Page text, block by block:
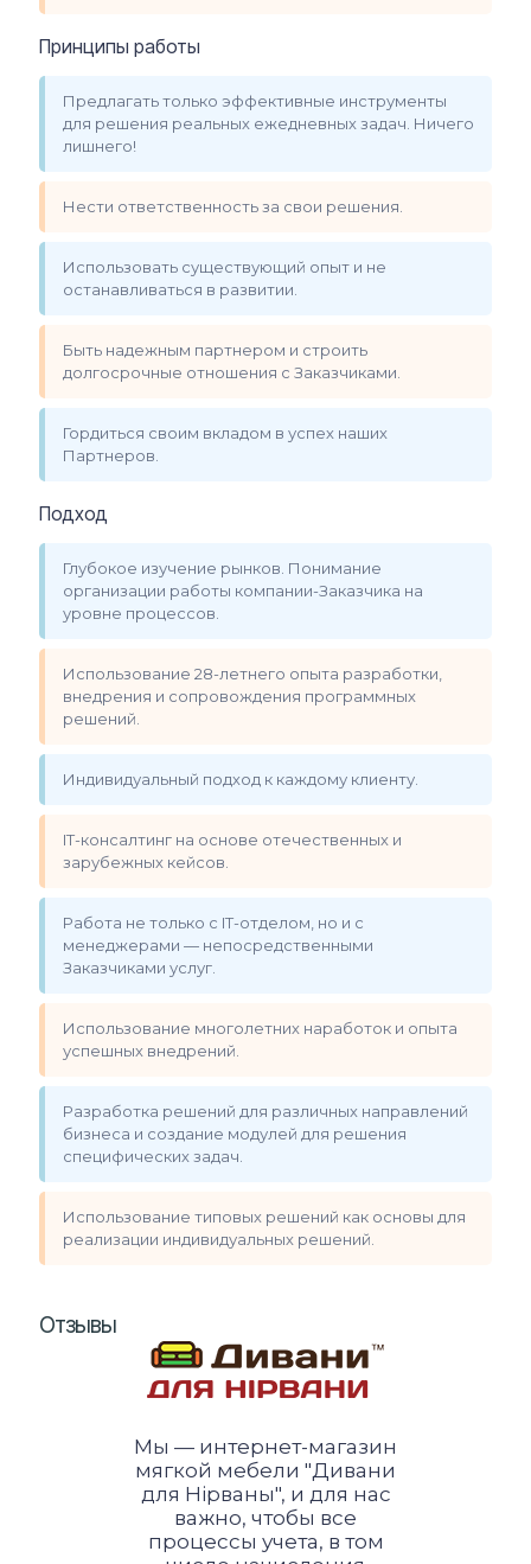
Принципы работы
Предлагать только эффективные инструменты
для решения реальных ежедневных задач. Ничего
лишнего!
Нести ответственность за свои решения.
Использовать существующий опыт и не
останавливаться в развитии.
Быть надежным партнером и строить
долгосрочные отношения с Заказчиками.
Гордиться своим вкладом в успех наших
Партнеров.
Подход
Глубокое изучение рынков. Понимание
организации работы компании-Заказчика на
уровне процессов.
Использование 28-летнего опыта разработки,
внедрения и сопровождения программных
решений.
Индивидуальный подход к каждому клиенту.
IT-консалтинг на основе отечественных и
зарубежных кейсов.
Работа не только с IT-отделом, но и с
менеджерами — непосредственными
Заказчиками услуг.
Использование многолетних наработок и опыта
успешных внедрений.
Разработка решений для различных направлений
бизнеса и создание модулей для решения
специфических задач.
Использование типовых решений как основы для
реализации индивидуальных решений.
Отзывы
Мы — интернет-магазин
мягкой мебели "Дивани
для Нірваны", и для нас
важно, чтобы все
процессы учета, в том